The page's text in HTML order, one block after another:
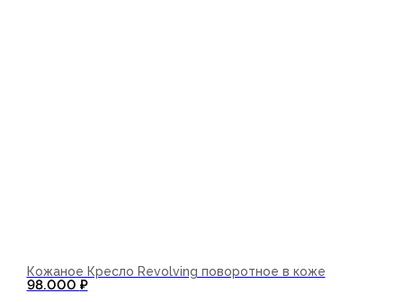
Кожаное Кресло Revolving поворотное в коже
98.000 ₽